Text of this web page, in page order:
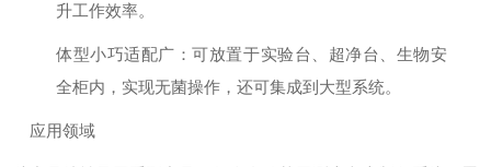
升⼯作效率。
体型⼩巧适配⼴：可放置于实验台、超净台、⽣物安
全柜内，实现⽆菌操作，还可集成到⼤型系统。
应⽤领域